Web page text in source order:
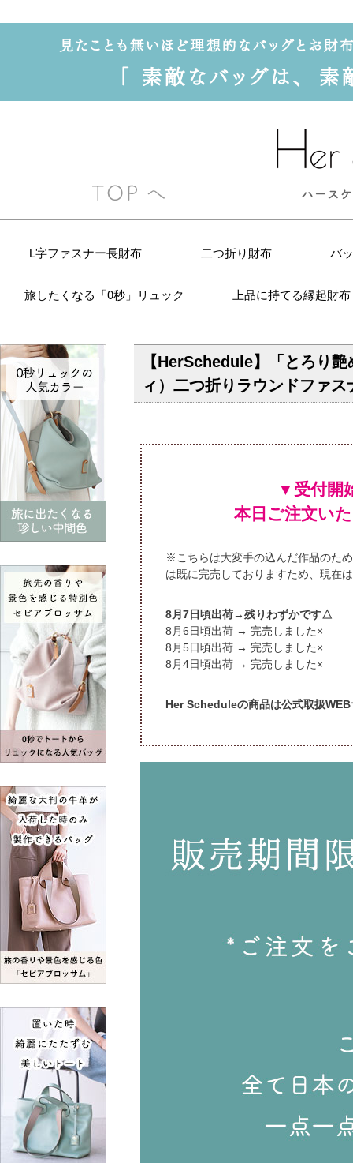
L字ファスナー長財布 二つ折り財布 バ
旅したくなる「0秒」リュック 上品に持てる縁起財布
【HerSchedule】「とろり
ィ）二つ折りラウンドファ
▼受付開
本日ご注文い
※こちらは大変手の込んだ作品のた
は既に完売しておりますため、現在
頃出荷→残りわずかです△
頃出荷 → 完売しました×
頃出荷 → 完売しました×
頃出荷 → 完売しました×
Her Scheduleの商品は公式取扱